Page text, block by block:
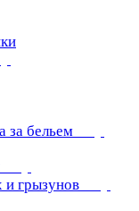
за бельем
и грызунов